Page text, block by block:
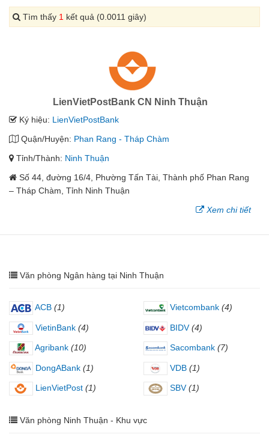
Tìm thấy 1 kết quả (0.0011 giây)
LienVietPostBank CN Ninh Thuận
Ký hiệu: LienVietPostBank
Quận/Huyện: Phan Rang - Tháp Chàm
Tỉnh/Thành: Ninh Thuận
Số 44, đường 16/4, Phường Tấn Tài, Thành phố Phan Rang
– Tháp Chàm, Tỉnh Ninh Thuận
Xem chi tiết
Văn phòng Ngân hàng tại Ninh Thuận
ACB (1) Vietcombank (4)
VietinBank (4) BIDV (4)
Agribank (10) Sacombank (7)
DongABank (1) VDB (1)
LienVietPost (1) SBV (1)
Văn phòng Ninh Thuận - Khu vực